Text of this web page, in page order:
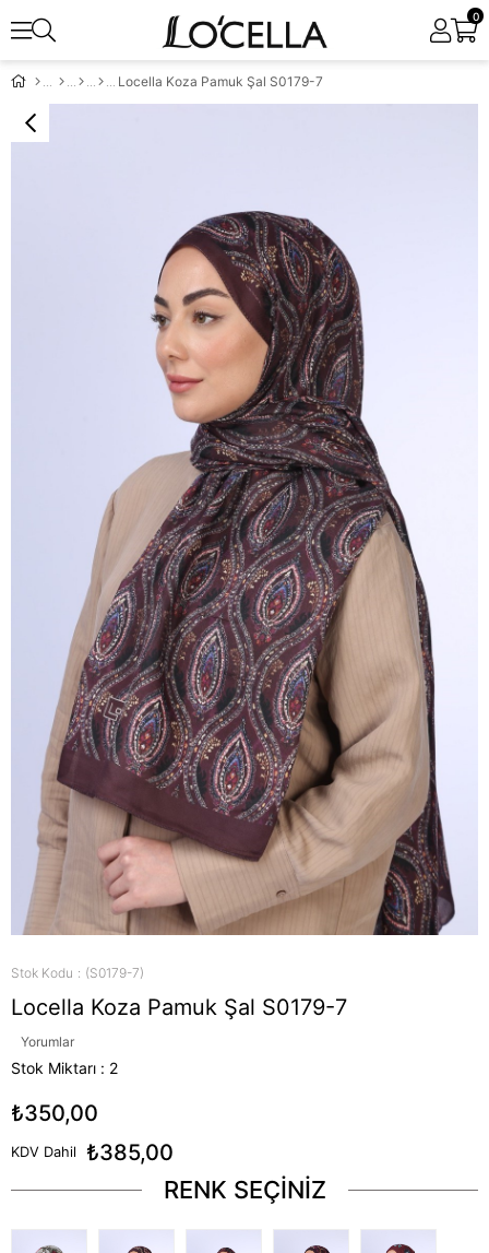
0
Locella Koza Pamuk Şal S0179-7
Stok Kodu (S0179-7)
Locella Koza Pamuk Şal S0179-7
Yorumlar
Stok Miktarı : 2
₺350,00
KDV Dahil ₺385,00
RENK SEÇİNİZ